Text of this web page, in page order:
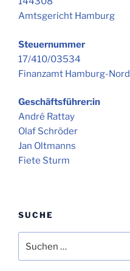
Amtsgericht Hamburg
Steuernummer
17/410/03534
Finanzamt Hamburg-Nord
Geschäftsführer:in
André Rattay
Olaf Schröder
Jan Oltmanns
Fiete Sturm
SUCHE
nach: